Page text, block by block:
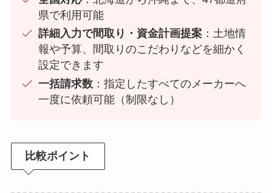
県で利用可能
詳細入力で間取り・資金計画提案：土地情
報や予算、間取りのこだわりなどを細かく
設定できます
一括請求数：指定したすべてのメーカーへ
一度に依頼可能（制限なし）
比較ポイント